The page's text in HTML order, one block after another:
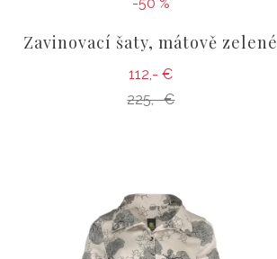
Zavinovací šaty, mátově zelené
112,- €
225,- €